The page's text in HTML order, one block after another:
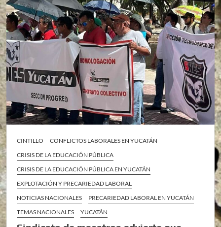
CINTILLO
CONFLICTOS LABORALES EN YUCATÁN
CRISIS DE LA EDUCACIÓN PÚBLICA
CRISIS DE LA EDUCACIÓN PÚBLICA EN YUCATÁN
EXPLOTACIÓN Y PRECARIEDAD LABORAL
NOTICIAS NACIONALES
PRECARIEDAD LABORAL EN YUCATÁN
TEMAS NACIONALES
YUCATÁN